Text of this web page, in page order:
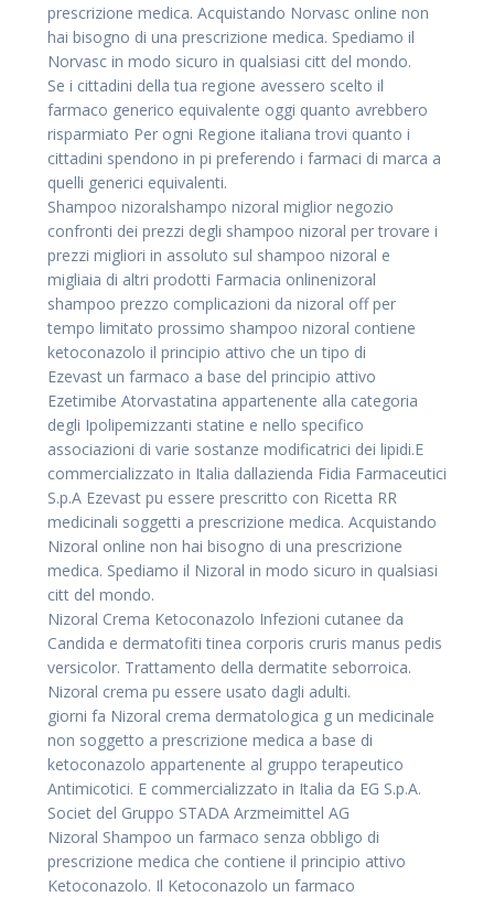
prescrizione medica. Acquistando Norvasc online non
hai bisogno di una prescrizione medica. Spediamo il
Norvasc in modo sicuro in qualsiasi citt del mondo.
Se i cittadini della tua regione avessero scelto il
farmaco generico equivalente oggi quanto avrebbero
risparmiato Per ogni Regione italiana trovi quanto i
cittadini spendono in pi preferendo i farmaci di marca a
quelli generici equivalenti.
Shampoo nizoralshampo nizoral miglior negozio
confronti dei prezzi degli shampoo nizoral per trovare i
prezzi migliori in assoluto sul shampoo nizoral e
migliaia di altri prodotti Farmacia onlinenizoral
shampoo prezzo complicazioni da nizoral off per
tempo limitato prossimo shampoo nizoral contiene
ketoconazolo il principio attivo che un tipo di
Ezevast un farmaco a base del principio attivo
Ezetimibe Atorvastatina appartenente alla categoria
degli Ipolipemizzanti statine e nello specifico
associazioni di varie sostanze modificatrici dei lipidi.E
commercializzato in Italia dallazienda Fidia Farmaceutici
S.p.A Ezevast pu essere prescritto con Ricetta RR
medicinali soggetti a prescrizione medica. Acquistando
Nizoral online non hai bisogno di una prescrizione
medica. Spediamo il Nizoral in modo sicuro in qualsiasi
citt del mondo.
Nizoral Crema Ketoconazolo Infezioni cutanee da
Candida e dermatofiti tinea corporis cruris manus pedis
versicolor. Trattamento della dermatite seborroica.
Nizoral crema pu essere usato dagli adulti.
giorni fa Nizoral crema dermatologica g un medicinale
non soggetto a prescrizione medica a base di
ketoconazolo appartenente al gruppo terapeutico
Antimicotici. E commercializzato in Italia da EG S.p.A.
Societ del Gruppo STADA Arzmeimittel AG
Nizoral Shampoo un farmaco senza obbligo di
prescrizione medica che contiene il principio attivo
Ketoconazolo. Il Ketoconazolo un farmaco